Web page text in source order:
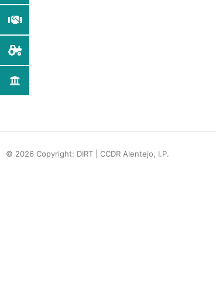
© 2026 Copyright: DIRT | CCDR Alentejo, I.P.